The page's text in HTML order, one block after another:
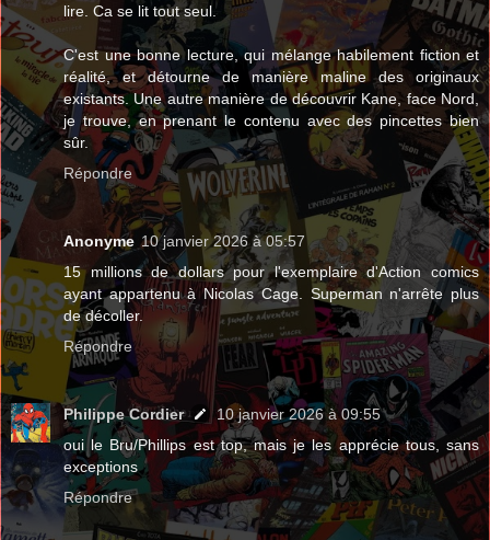
lire. Ca se lit tout seul.
C'est une bonne lecture, qui mélange habilement fiction et
réalité, et détourne de manière maline des originaux
existants. Une autre manière de découvrir Kane, face Nord,
je trouve, en prenant le contenu avec des pincettes bien
sûr.
Répondre
Anonyme 10 janvier 2026 à 05:57
15 millions de dollars pour l'exemplaire d'Action comics
ayant appartenu à Nicolas Cage. Superman n'arrête plus
de décoller.
Répondre
Philippe Cordier
10 janvier 2026 à 09:55
oui le Bru/Phillips est top, mais je les apprécie tous, sans
exceptions
Répondre